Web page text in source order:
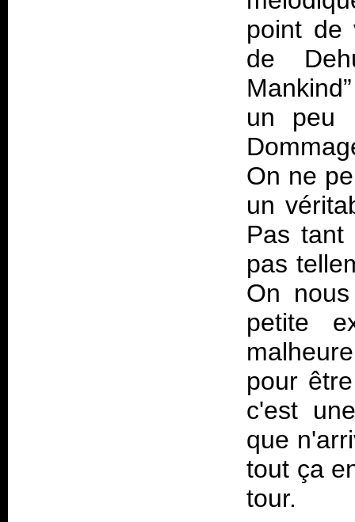
point de
de
un peu
On ne
un
Pas tant
pas
On
petite
pour
c'est
que
tout ça
tour.